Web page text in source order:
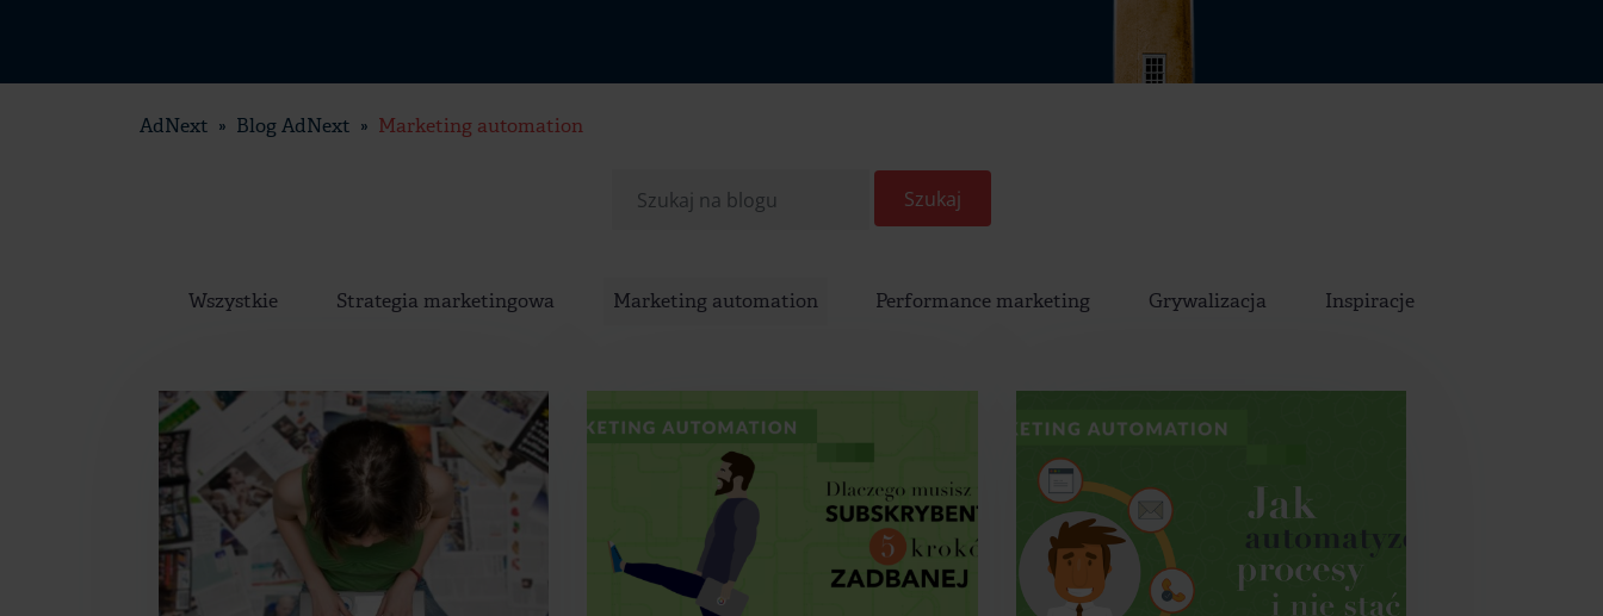
AdNext Blog AdNext Marketing automation
Wszystkie Strategia marketingowa Marketing automation Performance marketing Grywalizacja Inspiracje